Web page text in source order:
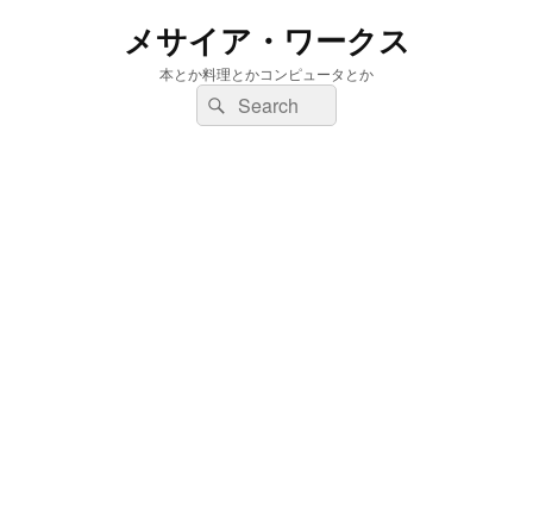
メサイア・ワークス
本とか料理とかコンピュータとか
検
索:
検
索